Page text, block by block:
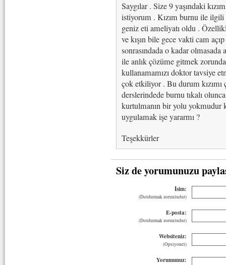
Saygılar . Size 9 yaşındaki
istiyorum . Kızım burnu ile ilgili
geniz eti ameliyatı oldu .
ve kışın bile gece vakti cam
sonrasındada o kadar olmasada
ile anlık çözüme gitmek
kullanamamızı doktor tavsiye
çok etkiliyor . Bu durum kızımı
derslerindede burnu tıkalı
kurtulmanın bir yolu yokmudur
uygulamak işe yararmı ?
Teşekkürler
Siz de yorumunuzu
İsim:
(Doldurmak zorunludur)
E-posta:
(Doldurmak zorunludur)
Websiteniz:
(Opsiyonel)
Yorumunuz: